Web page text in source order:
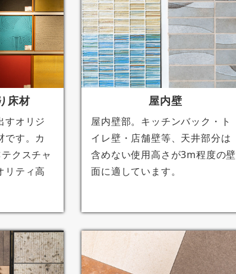
床材
すオリジ
です。カ
クスチャ
リティ高
屋内壁
屋内壁部。キッチンバック・ト
イレ壁・店舗壁等、天井部分は
含めない使用高さが3m程度の壁
面に適しています。